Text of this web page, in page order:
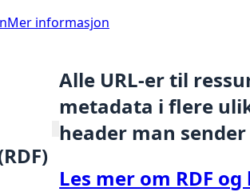
Mer informasjon
Alle URL-er til
metadata i flere
header man
Les mer om RDF